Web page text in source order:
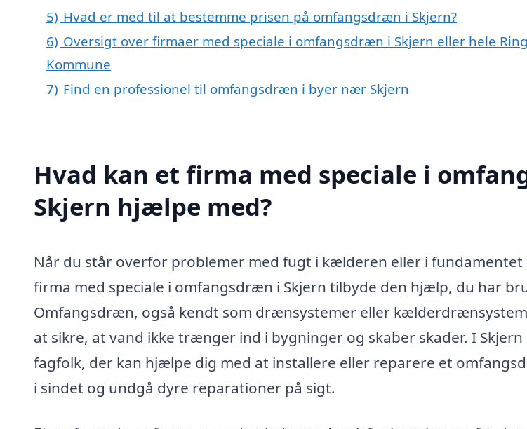
5) Hvad er med til at bestemme prisen på omfangsdræn i Skjern?
6) Oversigt over firmaer med speciale i omfangsdræn i Skjern eller hele
Kommune
7) Find en professionel til omfangsdræn i byer nær Skjern
Hvad kan et firma med speciale i
Skjern hjælpe med?
Når du står overfor problemer med fugt i kælderen eller i fundamentet
firma med speciale i omfangsdræn i Skjern tilbyde den hjælp, du har
Omfangsdræn, også kendt som drænsystemer eller
at sikre, at vand ikke trænger ind i bygninger og skaber skader. I
fagfolk, der kan hjælpe dig med at installere eller reparere et
i sindet og undgå dyre reparationer på sigt.